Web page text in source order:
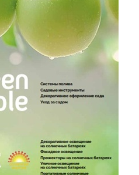
КАБЕЛЕНЕСУЩИЕ СИСТЕМЫ
КАБЕЛЬ
КЛЕЙКИЕ ЛЕНТЫ
ЛИНЕЙНЫЕ СВЕТОДИОДНЫЕ
СВЕТИЛЬНИКИ